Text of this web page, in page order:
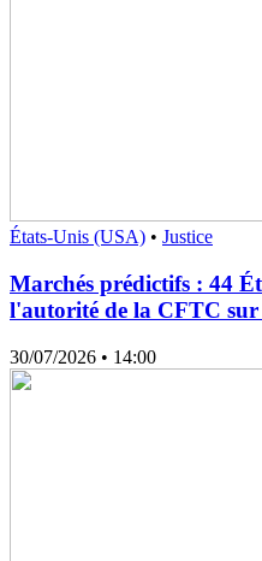
États-Unis (USA) • Justice
Marchés prédictifs : 44
l'autorité de la CFTC sur
30/07/2026 • 14:00